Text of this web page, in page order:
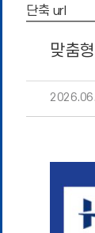
단축 url
맞춤